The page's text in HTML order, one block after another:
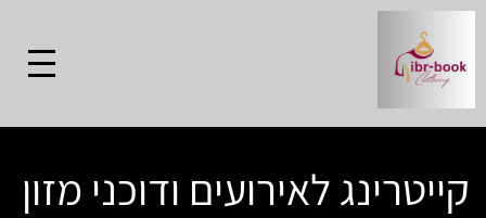
קייטרינג לאירועים ודוכני מזון